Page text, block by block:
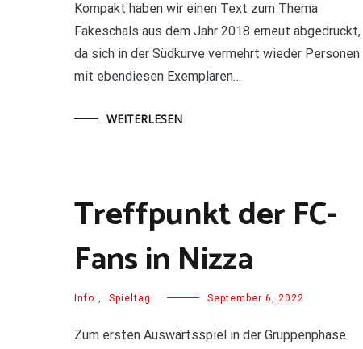
Kompakt haben wir einen Text zum Thema
Fakeschals aus dem Jahr 2018 erneut abgedruckt,
da sich in der Südkurve vermehrt wieder Personen
mit ebendiesen Exemplaren…
WEITERLESEN
Treffpunkt der FC-
Fans in Nizza
Info , Spieltag September 6, 2022
Zum ersten Auswärtsspiel in der Gruppenphase